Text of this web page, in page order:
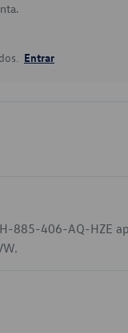
Entrar
885-406-AQ-HZE